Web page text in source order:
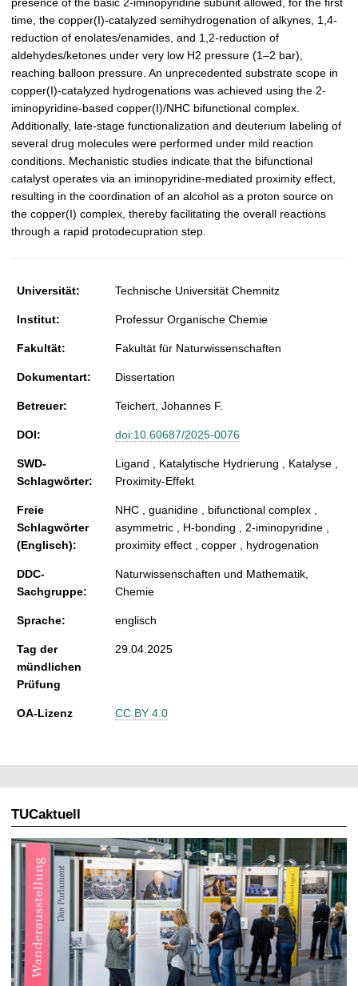
time, the copper(I)-catalyzed semihydrogenation of alkynes, 1,4-
reduction of enolates/enamides, and 1,2-reduction of
aldehydes/ketones under very low H2 pressure (1–2 bar),
reaching balloon pressure. An unprecedented substrate scope in
copper(I)-catalyzed hydrogenations was achieved using the 2-
iminopyridine-based copper(I)/NHC bifunctional complex.
Additionally, late-stage functionalization and deuterium labeling of
several drug molecules were performed under mild reaction
conditions. Mechanistic studies indicate that the bifunctional
catalyst operates via an iminopyridine-mediated proximity effect,
resulting in the coordination of an alcohol as a proton source on
the copper(I) complex, thereby facilitating the overall reactions
through a rapid protodecupration step.
Universität: Technische Universität Chemnitz
Institut: Professur Organische Chemie
Fakultät: Fakultät für Naturwissenschaften
Dokumentart: Dissertation
Betreuer: Teichert, Johannes F.
DOI: doi:10.60687/2025-0076
SWD-
Schlagwörter:
Ligand , Katalytische Hydrierung , Katalyse ,
Proximity-Effekt
Freie
Schlagwörter
(Englisch):
NHC , guanidine , bifunctional complex ,
asymmetric , H-bonding , 2-iminopyridine ,
proximity effect , copper , hydrogenation
DDC-
Sachgruppe:
Naturwissenschaften und Mathematik,
Chemie
Sprache: englisch
Tag der
mündlichen
Prüfung
29.04.2025
OA-Lizenz CC BY 4.0
TUCaktuell